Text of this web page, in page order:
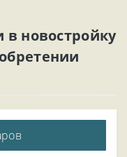
в новостройку